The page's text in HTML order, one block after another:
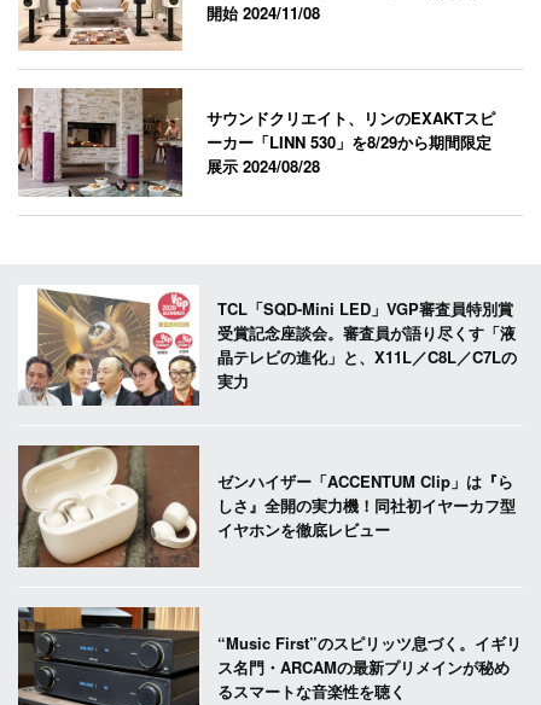
開始2024/11/08
サウンドクリエイト、リンのEXAKTスピ
ーカー「LINN 530」を8/29から期間限定
展示2024/08/28
TCL「SQD-Mini LED」VGP審査員特別賞
受賞記念座談会。審査員が語り尽くす「液
晶テレビの進化」と、X11L／C8L／C7Lの
実力
ゼンハイザー「ACCENTUM Clip」は『ら
しさ』全開の実力機！同社初イヤーカフ型
イヤホンを徹底レビュー
“Music First”のスピリッツ息づく。イギリ
ス名門・ARCAMの最新プリメインが秘め
るスマートな音楽性を聴く